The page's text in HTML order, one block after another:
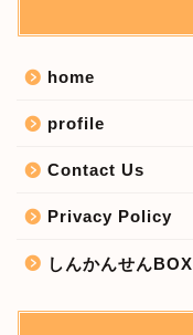
home
profile
Contact Us
Privacy Policy
しんかんせんBOX